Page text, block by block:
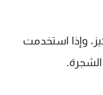
وإذا استخدمت